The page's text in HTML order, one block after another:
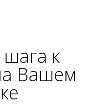
к
Вашем